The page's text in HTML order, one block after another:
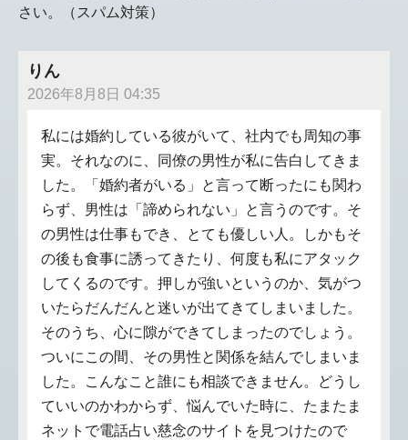
さい。（スパム対策）
りん
2026年8月8日 04:35
私には婚約している彼がいて、社内でも周知の事
実。それなのに、同僚の男性が私に告白してきま
した。「婚約者がいる」と言って断ったにも関わ
らず、男性は「諦められない」と言うのです。そ
の男性は仕事もでき、とても優しい人。しかもそ
の後も食事に誘ってきたり、何度も私にアタック
してくるのです。押しが強いというのか、気がつ
いたらだんだんと迷いが出てきてしまいました。
そのうち、心に隙ができてしまったのでしょう。
ついにこの間、その男性と関係を結んでしまいま
した。こんなこと誰にも相談できません。どうし
ていいのかわからず、悩んでいた時に、たまたま
ネットで電話占い慈念のサイトを見つけたので